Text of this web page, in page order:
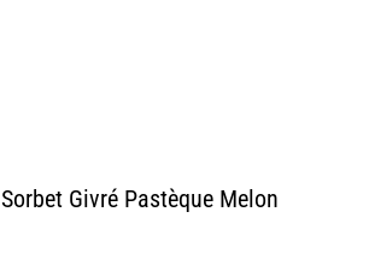
Sorbet Givré Pastèque Melon